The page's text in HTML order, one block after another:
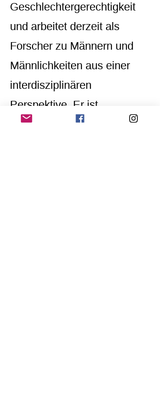
Geschlechtergerechtigkeit
und arbeitet derzeit als
Forscher zu Männern und
Männlichkeiten aus einer
interdisziplinären
Perspektive. Er ist
Mitbegründer von Men Talks,